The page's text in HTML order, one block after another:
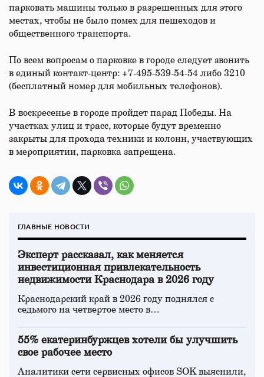
парковать машины только в разрешенных для этого
местах, чтобы не было помех для пешеходов и
общественного транспорта.
По всем вопросам о парковке в городе следует звонить
в единый контакт-центр: +7-495-539-54-54 либо 3210
(бесплатный номер для мобильных телефонов).
В воскресенье в городе пройдет парад Победы. На
участках улиц и трасс, которые будут временно
закрыты для прохода техники и колонн, участвующих
в мероприятии, парковка запрещена.
ГЛАВНЫЕ НОВОСТИ
Эксперт рассказал, как меняется
инвестиционная привлекательность
недвижимости Краснодара в 2026 году
Краснодарский край в 2026 году поднялся с
седьмого на четвертое место в…
55% екатеринбуржцев хотели бы улучшить
свое рабочее место
Аналитики сети сервисных офисов SOK выяснили,